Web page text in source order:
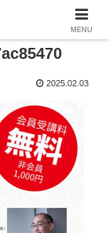
2025.02.03
MENU